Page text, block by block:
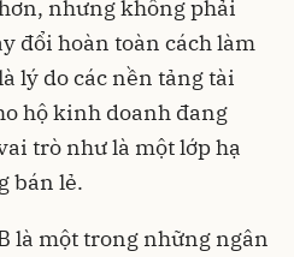
nhưng không phải
đổi hoàn toàn cách làm
lý do các nền tảng tài
hộ kinh doanh đang
trò như là một lớp hạ
bán lẻ.
là một trong những ngân